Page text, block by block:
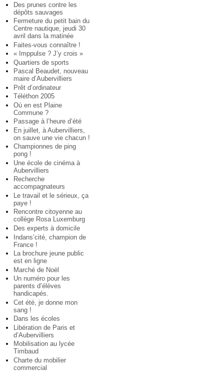
Des prunes contre les
dépôts sauvages
Fermeture du petit bain du
Centre nautique, jeudi 30
avril dans la matinée
Faites-vous connaître !
« Imppulse ? J’y crois »
Quartiers de sports
Pascal Beaudet, nouveau
maire d’Aubervilliers
Prêt d’ordinateur
Téléthon 2005
Où en est Plaine
Commune ?
Passage à l’heure d’été
En juillet, à Aubervilliers,
on sauve une vie chacun !
Championnes de ping
pong !
Une école de cinéma à
Aubervilliers
Recherche
accompagnateurs
Le travail et le sérieux, ça
paye !
Rencontre citoyenne au
collège Rosa Luxemburg
Des experts à domicile
Indans’cité, champion de
France !
La brochure jeune public
est en ligne
Marché de Noël
Un numéro pour les
parents d’élèves
handicapés.
Cet été, je donne mon
sang !
Dans les écoles
Libération de Paris et
d’Aubervilliers
Mobilisation au lycée
Timbaud
Charte du mobilier
commercial